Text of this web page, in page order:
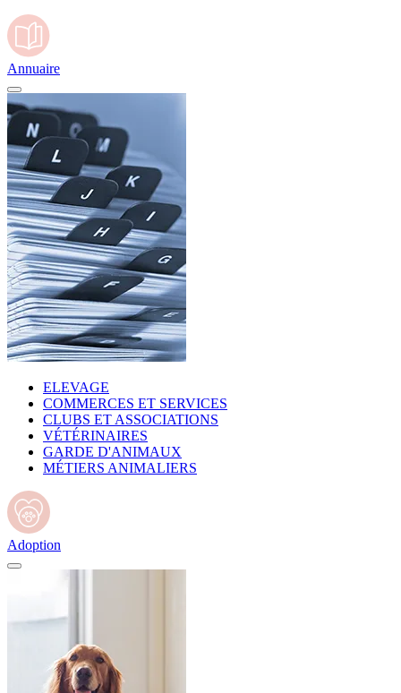
Annuaire
ELEVAGE
COMMERCES ET SERVICES
CLUBS ET ASSOCIATIONS
VÉTÉRINAIRES
GARDE D'ANIMAUX
MÉTIERS ANIMALIERS
Adoption